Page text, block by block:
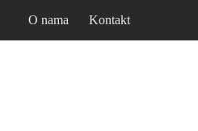
O nama Kontakt